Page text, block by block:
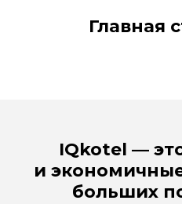
Главная
IQkotel —
и
больших